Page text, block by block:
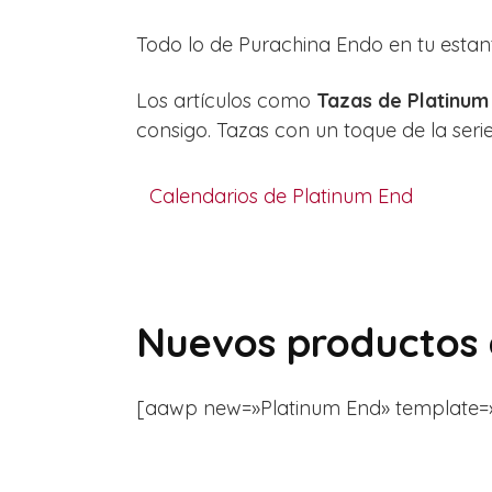
Todo lo de Purachina Endo en tu
Los artículos como Tazas de Platinum
consigo. Tazas con un toque de la
Calendarios de Platinum End
Nuevos
[aawp new=»Platinum End»